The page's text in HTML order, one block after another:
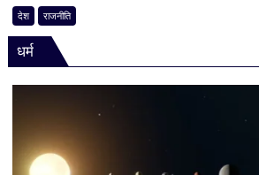
देश राजनीति
धर्म